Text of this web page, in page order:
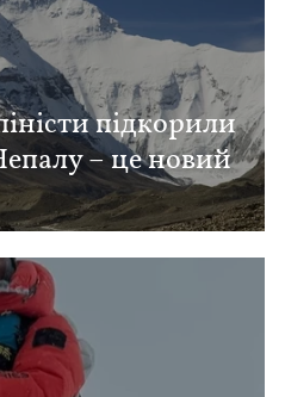
підкорили
– це новий